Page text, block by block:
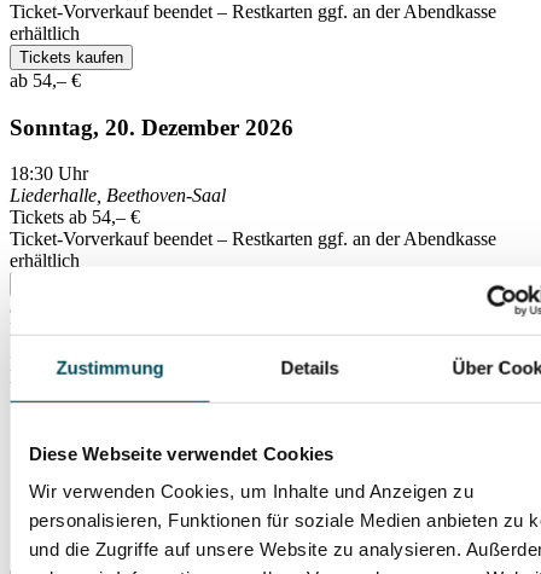
Zustimmung Details Über
Diese Webseite verwendet Cookies
Wir verwenden Cookies, um Inhalte und Anzeigen zu
personalisieren, Funktionen für soziale Medien anbieten zu
und die Zugriffe auf unsere Website zu analysieren.
Ticket-Vorverkauf beendet – Restkarten ggf. an der Abendkasse
erhältlich
Tickets kaufen
ab 54,– €
Sonntag, 20. Dezember 2026
18:30 Uhr
Liederhalle, Beethoven-Saal
Tickets ab 54,– €
Ticket-Vorverkauf beendet – Restkarten ggf. an der Abendkasse
erhältlich
ab 54,– €
Preise (inkl. VVS )
Zzgl. 1,– € Systemgebühr pro Ticket und 4,– € Bearbeitungsgebühr
pro Bestellung